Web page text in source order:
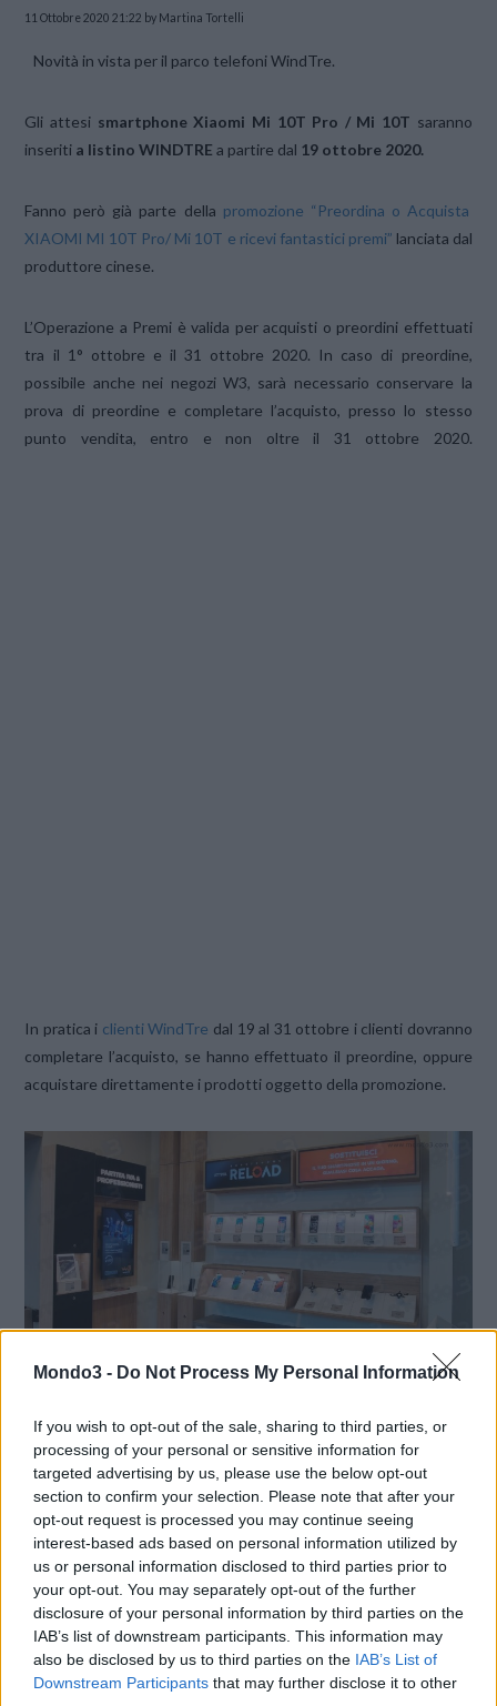
Mondo3 - Do Not Process My Personal Information
If you wish to opt-out of the sale, sharing to third parties, or
processing of your personal or sensitive information for
targeted advertising by us, please use the below opt-out
section to confirm your selection. Please note that after your
opt-out request is processed you may continue seeing
interest-based ads based on personal information utilized by
us or personal information disclosed to third parties prior to
your opt-out. You may separately opt-out of the further
disclosure of your personal information by third parties on the
IAB’s list of downstream participants. This information may
also be disclosed by us to third parties on the IAB’s List of
Downstream Participants that may further disclose it to other
11 Ottobre 2020 21:22 by Martina Tortelli
Novità in vista per il parco telefoni WindTre.
Gli attesi smartphone Xiaomi Mi 10T Pro / Mi 10T saranno
inseriti a listino WINDTREa partire dal 19 ottobre 2020.
Fanno però già parte della promozione “Preordina o Acquista
XIAOMI MI 10T Pro/ Mi 10T e ricevi fantastici premi” lanciata dal
produttore cinese.
L’Operazione a Premi è valida per acquisti o preordini effettuati
tra il 1° ottobre e il 31 ottobre 2020. In caso di preordine,
possibile anche nei negozi W3, sarà necessario conservare la
prova di preordine e completare l’acquisto, presso lo stesso
punto vendita, entro e non oltre il 31 ottobre 2020.
In pratica i clienti WindTre dal 19 al 31 ottobre i clienti dovranno
completare l’acquisto, se hanno effettuato il preordine, oppure
acquistare direttamente i prodotti oggetto della promozione.
Entro il 14/11/2020 dovranno registrare l’acquisto, includendo
nuovamente la prova di prenotazione in caso di preordine, su
www.promoxiaomi.it/bundle. Tutti i dettagli delle tempistiche e
della documentazione da allegare alle registrazioni sul sito di
XIAOMI sono riportate nel Regolamento.
I premi previsti sono a seconda dello smartphone prescelto:
Acquisto diXiaomi Mi 10T Pro in omaggio:Smartwatch Mi